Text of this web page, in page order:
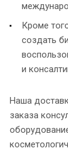
Кроме
создать
и
Наша
заказа